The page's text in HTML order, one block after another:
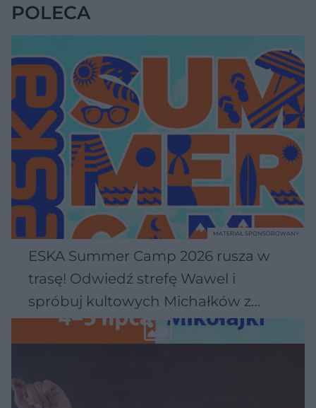
POLECA
ESKA Summer Camp 2026 rusza w
trasę! Odwiedź strefę Wawel i
spróbuj kultowych Michałków z
Wawelu
MATERIAŁ SPONSOROWANY